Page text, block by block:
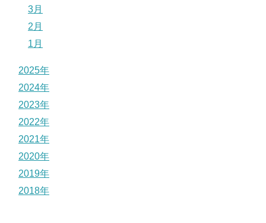
3月
2月
1月
2025年
2024年
2023年
2022年
2021年
2020年
2019年
2018年